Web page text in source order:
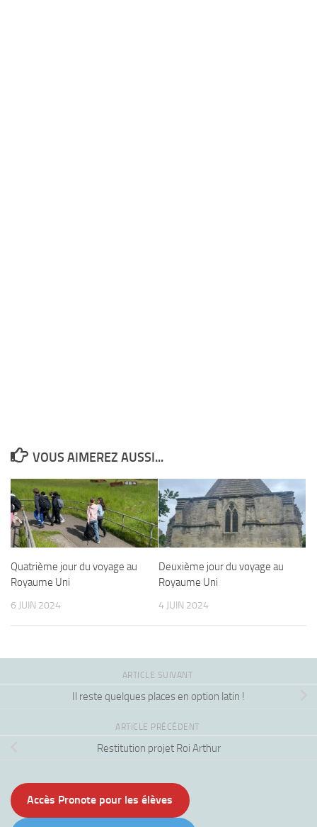
VOUS AIMEREZ AUSSI...
Quatrième jour du voyage au
Royaume Uni
6 JUIN 2024
Deuxième jour du voyage au
Royaume Uni
4 JUIN 2024
ARTICLE SUIVANT
Il reste quelques places en option latin !
ARTICLE PRÉCÉDENT
Restitution projet Roi Arthur
Accès Pronote pour les élèves